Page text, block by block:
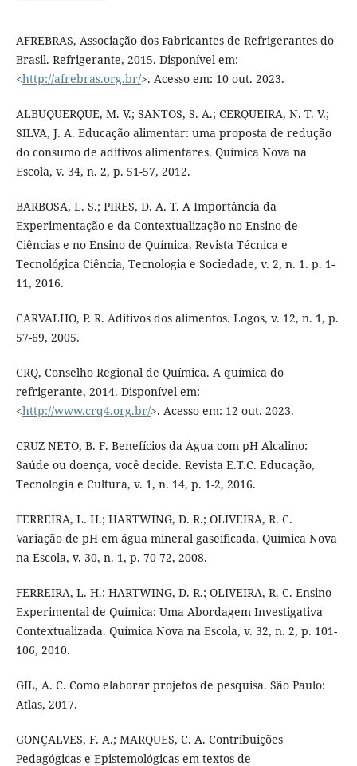
AFREBRAS, Associação dos Fabricantes de Refrigerantes do
Brasil. Refrigerante, 2015. Disponível em:
<http://afrebras.org.br/>. Acesso em: 10 out. 2023.
ALBUQUERQUE, M. V.; SANTOS, S. A.; CERQUEIRA, N. T. V.;
SILVA, J. A. Educação alimentar: uma proposta de redução
do consumo de aditivos alimentares. Química Nova na
Escola, v. 34, n. 2, p. 51-57, 2012.
BARBOSA, L. S.; PIRES, D. A. T. A Importância da
Experimentação e da Contextualização no Ensino de
Ciências e no Ensino de Química. Revista Técnica e
Tecnológica Ciência, Tecnologia e Sociedade, v. 2, n. 1. p. 1-
11, 2016.
CARVALHO, P. R. Aditivos dos alimentos. Logos, v. 12, n. 1, p.
57-69, 2005.
CRQ, Conselho Regional de Química. A química do
refrigerante, 2014. Disponível em:
<http://www.crq4.org.br/>. Acesso em: 12 out. 2023.
CRUZ NETO, B. F. Benefícios da Água com pH Alcalino:
Saúde ou doença, você decide. Revista E.T.C. Educação,
Tecnologia e Cultura, v. 1, n. 14, p. 1-2, 2016.
FERREIRA, L. H.; HARTWING, D. R.; OLIVEIRA, R. C.
Variação de pH em água mineral gaseificada. Química Nova
na Escola, v. 30, n. 1, p. 70-72, 2008.
FERREIRA, L. H.; HARTWING, D. R.; OLIVEIRA, R. C. Ensino
Experimental de Química: Uma Abordagem Investigativa
Contextualizada. Química Nova na Escola, v. 32, n. 2, p. 101-
106, 2010.
GIL, A. C. Como elaborar projetos de pesquisa. São Paulo:
Atlas, 2017.
GONÇALVES, F. A.; MARQUES, C. A. Contribuições
Pedagógicas e Epistemológicas em textos de